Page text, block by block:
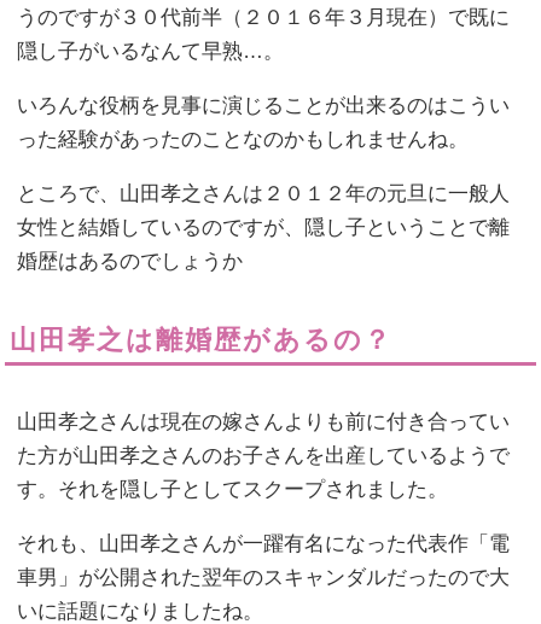
うのですが３０代前半（２０１６年３月現在）で既に
隠し子がいるなんて早熟…。
いろんな役柄を見事に演じることが出来るのはこうい
った経験があったのことなのかもしれませんね。
ところで、山田孝之さんは２０１２年の元旦に一般人
女性と結婚しているのですが、隠し子ということで離
婚歴はあるのでしょうか
山田孝之は離婚歴があるの？
山田孝之さんは現在の嫁さんよりも前に付き合ってい
た方が山田孝之さんのお子さんを出産しているようで
す。それを隠し子としてスクープされました。
それも、山田孝之さんが一躍有名になった代表作「電
車男」が公開された翌年のスキャンダルだったので大
いに話題になりましたね。